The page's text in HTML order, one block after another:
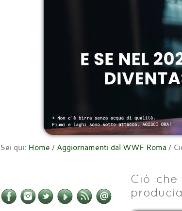
Sei qui: Home / Aggiornamenti dal WWF Roma /
Ciò che